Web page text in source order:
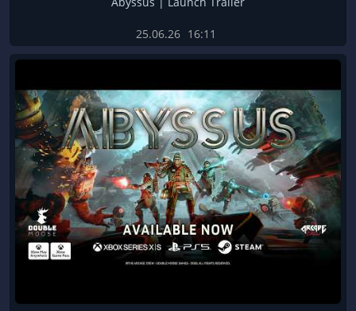
25.06.26 16:11